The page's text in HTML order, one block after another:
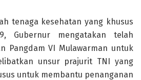
tenaga kesehatan yang khusus
Gubernur mengatakan telah
Pangdam VI Mulawarman untuk
unsur prajurit TNI yang
untuk membantu penanganan